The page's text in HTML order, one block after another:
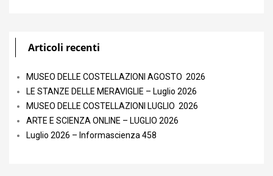
Articoli recenti
MUSEO DELLE COSTELLAZIONI AGOSTO 2026
LE STANZE DELLE MERAVIGLIE – Luglio 2026
MUSEO DELLE COSTELLAZIONI LUGLIO 2026
ARTE E SCIENZA ONLINE – LUGLIO 2026
Luglio 2026 – Informascienza 458